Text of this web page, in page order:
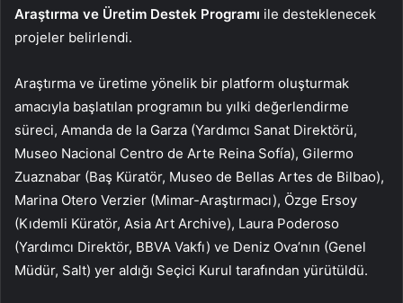
Araştırma ve Üretim Destek Programı ile desteklenecek
projeler belirlendi.
Araştırma ve üretime yönelik bir platform oluşturmak
amacıyla başlatılan programın bu yılki değerlendirme
süreci, Amanda de la Garza (Yardımcı Sanat Direktörü,
Museo Nacional Centro de Arte Reina Sofía), Gilermo
Zuaznabar (Baş Küratör, Museo de Bellas Artes de Bilbao),
Marina Otero Verzier (Mimar-Araştırmacı), Özge Ersoy
(Kıdemli Küratör, Asia Art Archive), Laura Poderoso
(Yardımcı Direktör, BBVA Vakfı) ve Deniz Ova’nın (Genel
Müdür, Salt) yer aldığı Seçici Kurul tarafından yürütüldü.